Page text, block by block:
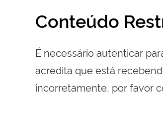
Conteúdo
É necessário autenticar
acredita que está
incorretamente, por favor